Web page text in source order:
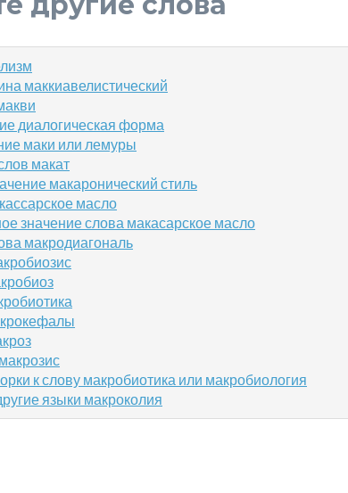
маккиавелистический
диалогическая форма
маки или лемуры
макат
макаронический стиль
масло
значение слова макасарское масло
макродиагональ
к слову макробиотика или макробиология
языки макроколия